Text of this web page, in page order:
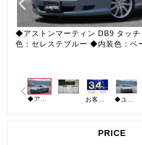
◆アストンマーティン DB9 タッ
色：セレステブルー ◆内装色：ベ
◆アストンマーティン DB9 タッチトロニック ◆外装色：セレステブルー ◆内装色：ベージュレザー お客様の希望に寄り添った、お支払いプランをご提示させていただきます♪※元金300万円以上が対象となります。※審査内容により諸条件が異なる場合がございます。 ◆ユーザー様買取車両 ◆バンブーパネル ◆アストン専用アンブレラ
PRICE